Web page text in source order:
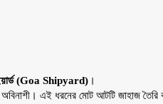
(Goa Shipyard) ।
এই ধরনের মোট আটটি জাহাজ তৈরি